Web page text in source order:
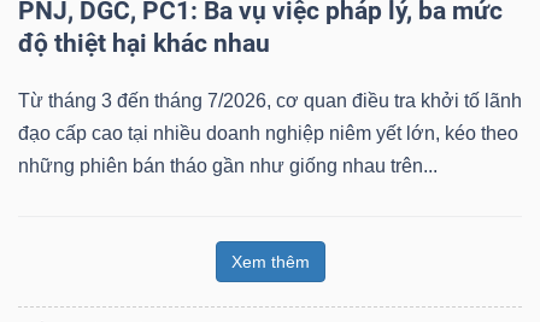
PNJ, DGC, PC1: Ba vụ việc pháp lý, ba mức
độ thiệt hại khác nhau
Từ tháng 3 đến tháng 7/2026, cơ quan điều tra khởi tố lãnh
đạo cấp cao tại nhiều doanh nghiệp niêm yết lớn, kéo theo
những phiên bán tháo gần như giống nhau trên...
Xem thêm